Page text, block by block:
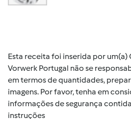
Esta receita foi inserida por um(a)
Vorwerk Portugal não se
em termos de quantidades,
imagens. Por favor, tenha em
informações de segurança
instruções